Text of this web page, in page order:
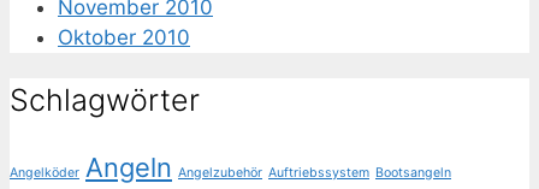
November 2010
Oktober 2010
Schlagwörter
Angelköder Angeln Angelzubehör Auftriebssystem Bootsangeln